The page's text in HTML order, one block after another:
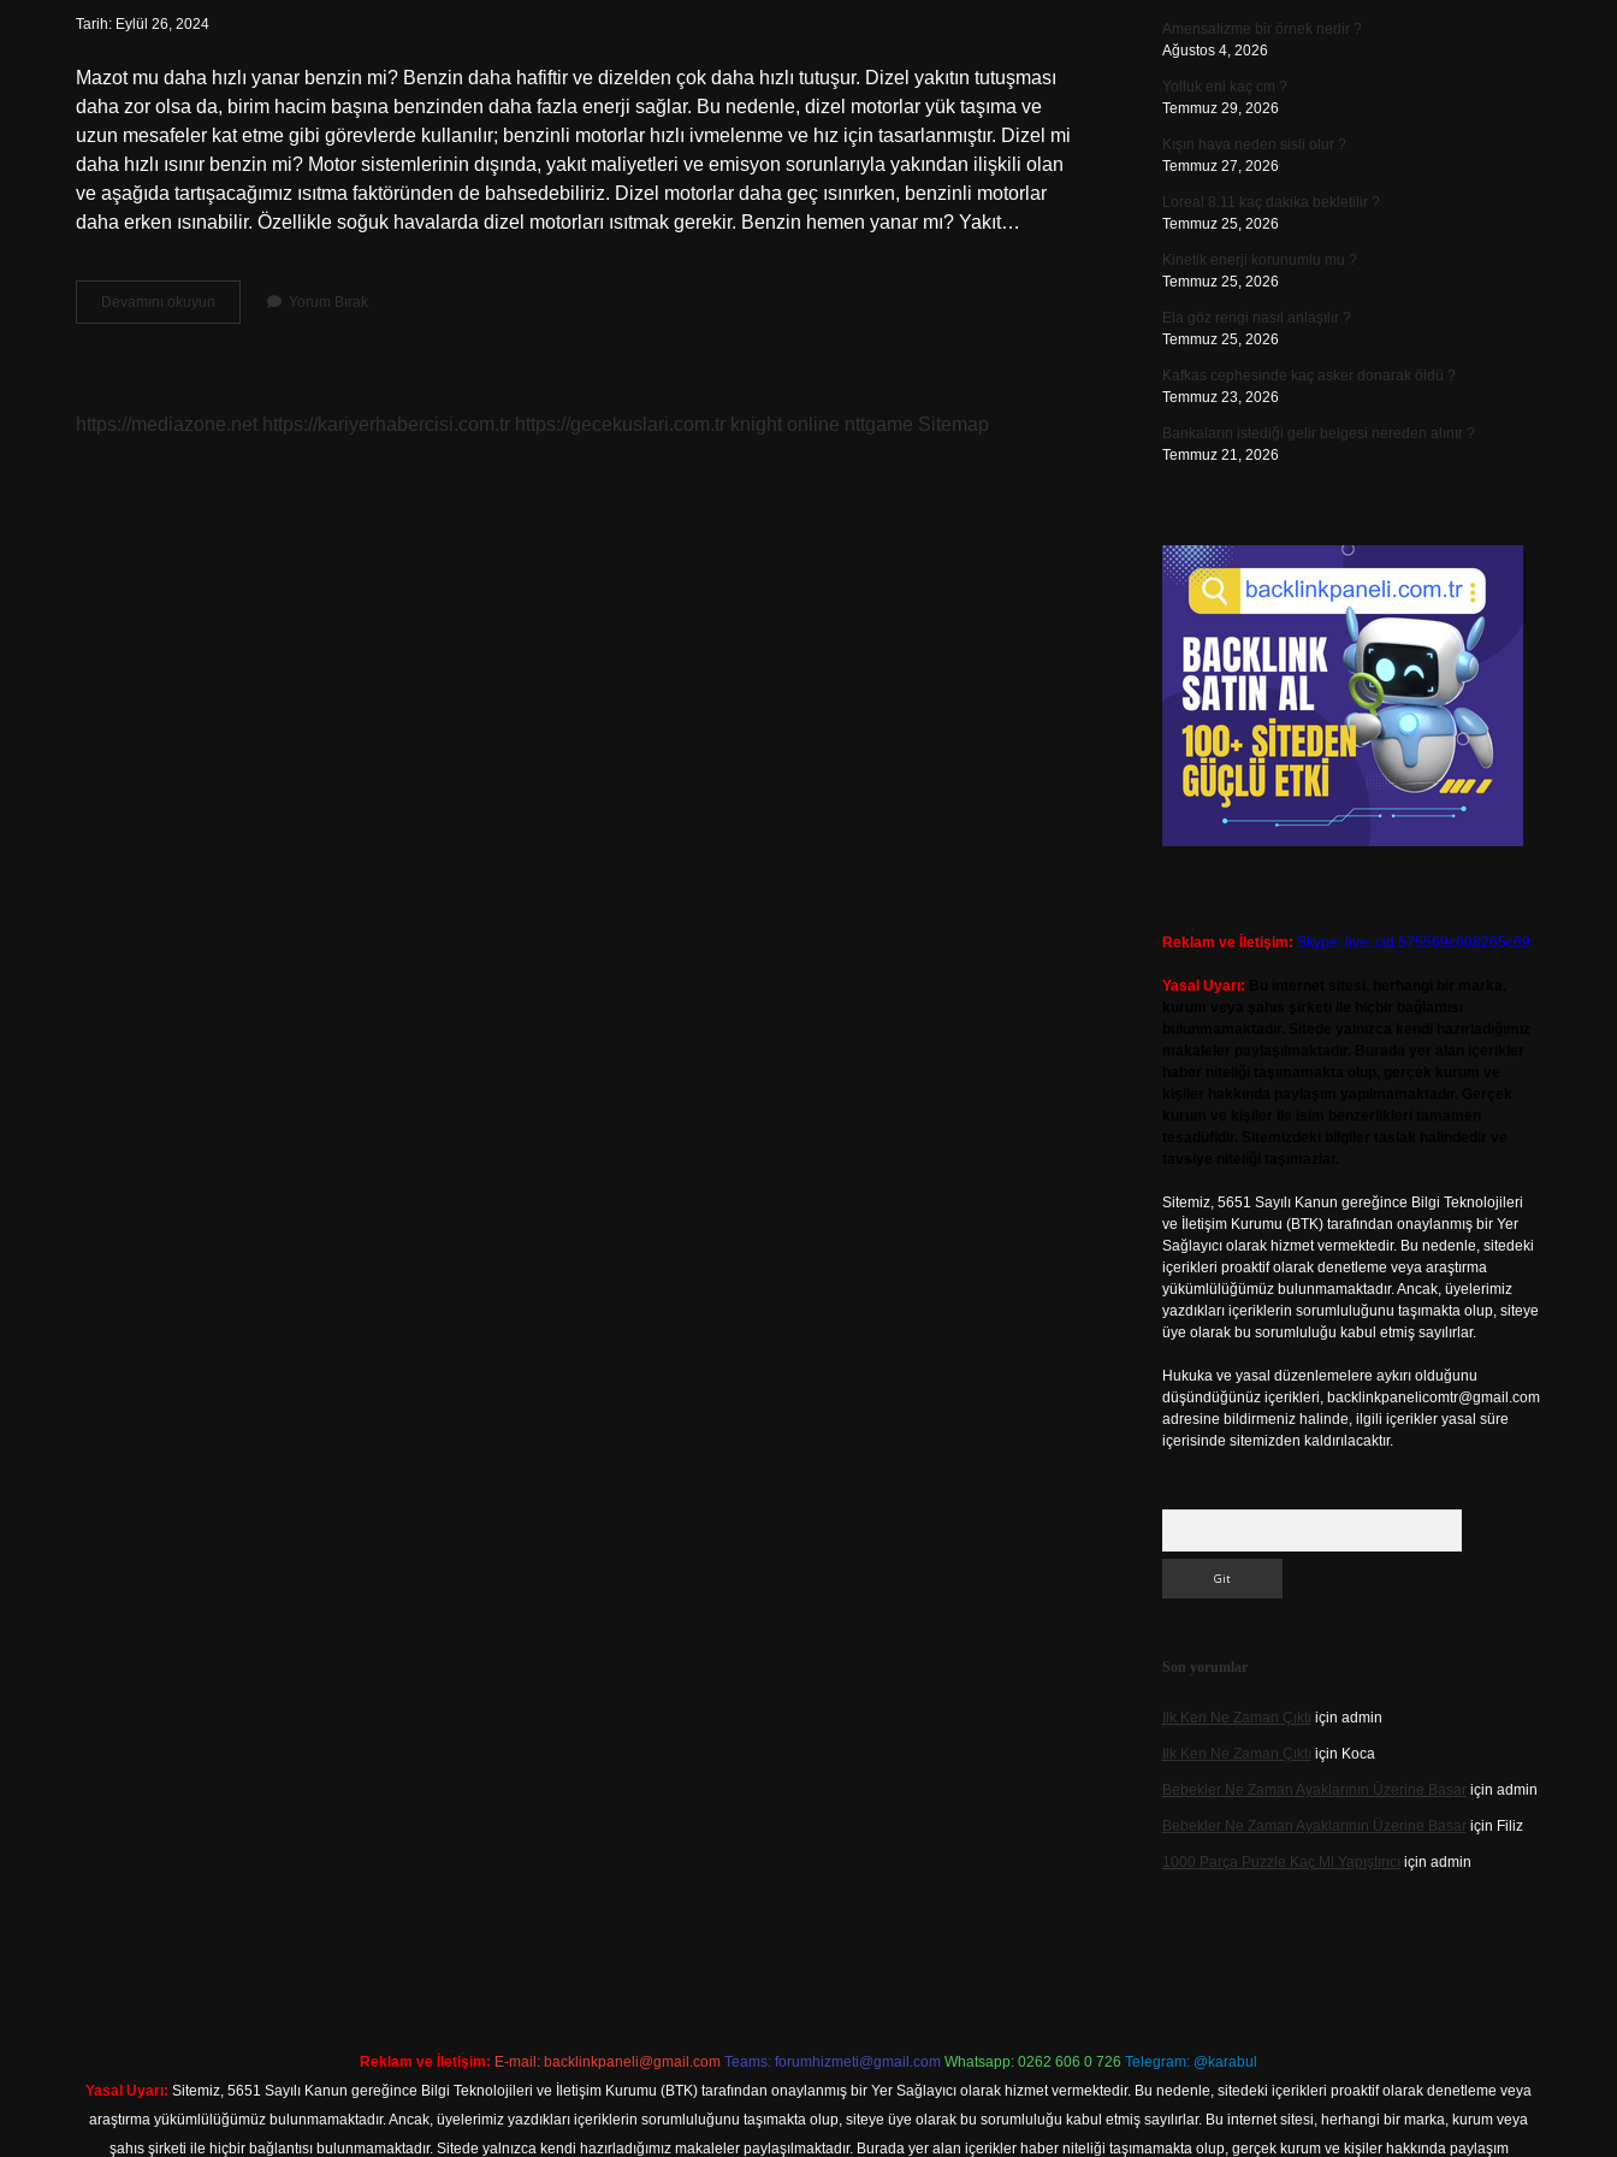
Tarih: Eylül 26, 2024
Mazot mu daha hızlı yanar benzin mi? Benzin daha hafiftir ve dizelden çok daha hızlı tutuşur. Dizel yakıtın tutuşması
daha zor olsa da, birim hacim başına benzinden daha fazla enerji sağlar. Bu nedenle, dizel motorlar yük taşıma ve
uzun mesafeler kat etme gibi görevlerde kullanılır; benzinli motorlar hızlı ivmelenme ve hız için tasarlanmıştır. Dizel mi
daha hızlı ısınır benzin mi? Motor sistemlerinin dışında, yakıt maliyetleri ve emisyon sorunlarıyla yakından ilişkili olan
ve aşağıda tartışacağımız ısıtma faktöründen de bahsedebiliriz. Dizel motorlar daha geç ısınırken, benzinli motorlar
daha erken ısınabilir. Özellikle soğuk havalarda dizel motorları ısıtmak gerekir. Benzin hemen yanar mı? Yakıt…
Devamını okuyun
Mi
Yorum Bırak
https://mediazone.net https://kariyerhabercisi.com.tr https://gecekuslari.com.tr knight online nttgame Sitemap
Amensalizme bir örnek nedir ?
Ağustos 4, 2026
Yolluk eni kaç cm ?
Temmuz 29, 2026
Kışın hava neden sisli olur ?
Temmuz 27, 2026
Loreal 8.11 kaç dakika bekletilir ?
Temmuz 25, 2026
Kinetik enerji korunumlu mu ?
Temmuz 25, 2026
Ela göz rengi nasıl anlaşılır ?
Temmuz 25, 2026
Kafkas cephesinde kaç asker donarak öldü ?
Temmuz 23, 2026
Bankaların istediği gelir belgesi nereden alınır ?
Temmuz 21, 2026
Reklam ve İletişim: Skype: live:.cid.575569c608265c69
Yasal Uyarı:
Sitemiz, 5651 Sayılı Kanun gereğince Bilgi Teknolojileri
ve İletişim Kurumu (BTK) tarafından onaylanmış bir Yer
Sağlayıcı olarak hizmet vermektedir. Bu nedenle, sitedeki
içerikleri proaktif olarak denetleme veya araştırma
yükümlülüğümüz bulunmamaktadır. Ancak, üyelerimiz
yazdıkları içeriklerin sorumluluğunu taşımakta olup, siteye
üye olarak bu sorumluluğu kabul etmiş sayılırlar.
Hukuka ve yasal düzenlemelere aykırı olduğunu
düşündüğünüz içerikleri, backlinkpanelicomtr@gmail.com
adresine bildirmeniz halinde, ilgili içerikler yasal süre
içerisinde sitemizden kaldırılacaktır.
Son yorumlar
Ilk Ken Ne Zaman Çıktı için admin
Ilk Ken Ne Zaman Çıktı için Koca
Bebekler Ne Zaman Ayaklarının Üzerine Basariçin admin
Bebekler Ne Zaman Ayaklarının Üzerine Basariçin Filiz
1000 Parça Puzzle Kaç Ml Yapıştırıcı için admin
Reklam ve İletişim: E-mail: backlinkpaneli@gmail.com Teams: forumhizmeti@gmail.com Whatsapp: 0262 606 0 726 Telegram: @karabul
Yasal Uyarı: Sitemiz, 5651 Sayılı Kanun gereğince Bilgi Teknolojileri ve İletişim Kurumu (BTK) tarafından onaylanmış bir Yer Sağlayıcı olarak hizmet vermektedir. Bu nedenle, sitedeki içerikleri proaktif olarak denetleme veya
araştırma yükümlülüğümüz bulunmamaktadır. Ancak, üyelerimiz yazdıkları içeriklerin sorumluluğunu taşımakta olup, siteye üye olarak bu sorumluluğu kabul etmiş sayılırlar. Bu internet sitesi, herhangi bir marka, kurum veya
şahıs şirketi ile hiçbir bağlantısı bulunmamaktadır. Sitede yalnızca kendi hazırladığımız makaleler paylaşılmaktadır. Burada yer alan içerikler haber niteliği taşımamakta olup, gerçek kurum ve kişiler hakkında paylaşım